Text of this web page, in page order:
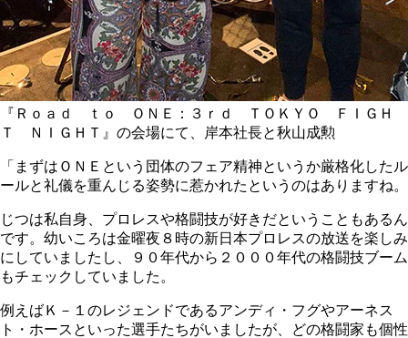
『Ｒｏａｄ ｔｏ ＯＮＥ：３ｒｄ ＴＯＫＹＯ ＦＩＧＨ
Ｔ ＮＩＧＨＴ』の会場にて、岸本社長と秋山成勲
「まずはＯＮＥという団体のフェア精神というか厳格化したル
ールと礼儀を重んじる姿勢に惹かれたというのはありますね。
じつは私自身、プロレスや格闘技が好きだということもあるん
です。幼いころは金曜夜８時の新日本プロレスの放送を楽しみ
にしていましたし、９０年代から２０００年代の格闘技ブーム
もチェックしていました。
例えばＫ－１のレジェンドであるアンディ・フグやアーネス
ト・ホースといった選手たちがいましたが、どの格闘家も個性